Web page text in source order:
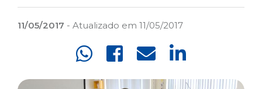
11/05/2017 - Atualizado em 11/05/2017